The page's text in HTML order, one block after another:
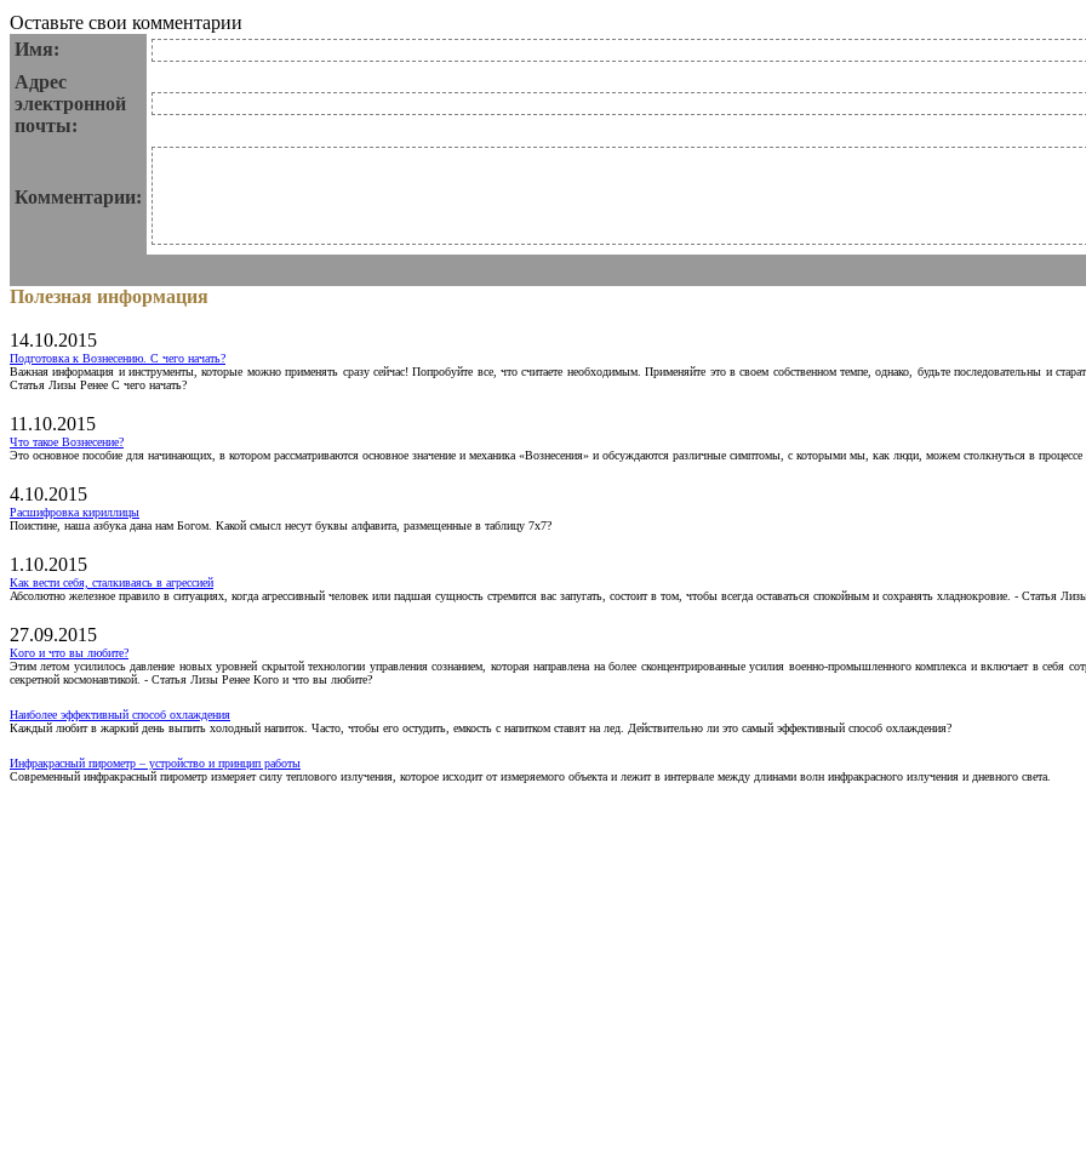
Оставьте свои комментарии
Имя:
Адрес
электронной
почты:
Комментарии:
Полезная информация
14.10.2015
Подготовка к Вознесению. С чего начать?
Важная информация и инструменты, которые можно применять сразу сейчас! Попробуйте все, что считаете необходимым. Применяйте это в своем собственном темпе, однако, будьте последовательны и
Статья Лизы Ренее С чего начать?
11.10.2015
Что такое Вознесение?
Это основное пособие для начинающих, в котором рассматриваются основное значение и механика «Вознесения» и обсуждаются различные симптомы, с которыми мы, как люди, можем столкнуться в
4.10.2015
Расшифровка кириллицы
Поистине, наша азбука дана нам Богом. Какой смысл несут буквы алфавита, размещенные в таблицу 7х7?
1.10.2015
Как вести себя, сталкиваясь в агрессией
Абсолютно железное правило в ситуациях, когда агрессивный человек или падшая сущность стремится вас запугать, состоит в том, чтобы всегда оставаться спокойным и сохранять хладнокровие. - Статья
27.09.2015
Кого и что вы любите?
Этим летом усилилось давление новых уровней скрытой технологии управления сознанием, которая направлена на более сконцентрированные усилия военно-промышленного комплекса и включает в себя
секретной космонавтикой. - Статья Лизы Ренее Кого и что вы любите?
Наиболее эффективный способ охлаждения
Каждый любит в жаркий день выпить холодный напиток. Часто, чтобы его остудить, емкость с напитком ставят на лед. Действительно ли это самый эффективный способ охлаждения?
Инфракрасный пирометр – устройство и принцип работы
Современный инфракрасный пирометр измеряет силу теплового излучения, которое исходит от измеряемого объекта и лежит в интервале между длинами волн инфракрасного излучения и дневного света.